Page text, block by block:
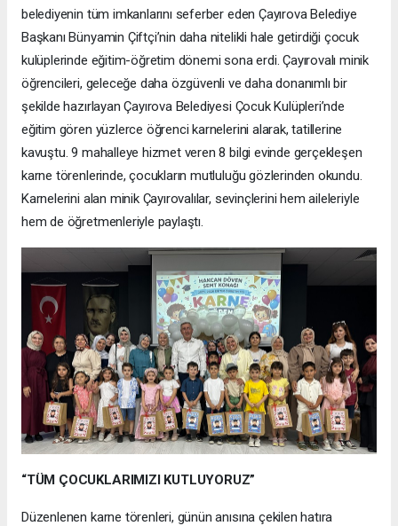
belediyenin tüm imkanlarını seferber eden Çayırova Belediye
Başkanı Bünyamin Çiftçi’nin daha nitelikli hale getirdiği çocuk
kulüplerinde eğitim-öğretim dönemi sona erdi. Çayırovalı minik
öğrencileri, geleceğe daha özgüvenli ve daha donanımlı bir
şekilde hazırlayan Çayırova Belediyesi Çocuk Kulüpleri’nde
eğitim gören yüzlerce öğrenci karnelerini alarak, tatillerine
kavuştu. 9 mahalleye hizmet veren 8 bilgi evinde gerçekleşen
karne törenlerinde, çocukların mutluluğu gözlerinden okundu.
Karnelerini alan minik Çayırovalılar, sevinçlerini hem aileleriyle
hem de öğretmenleriyle paylaştı.
“TÜM ÇOCUKLARIMIZI KUTLUYORUZ”
Düzenlenen karne törenleri, günün anısına çekilen hatıra